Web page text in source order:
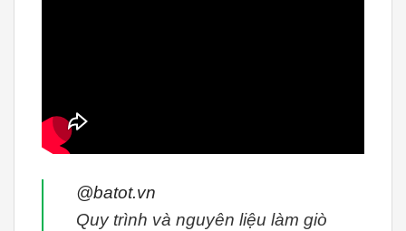
@batot.vn
Quy trình và nguyên liệu làm giò